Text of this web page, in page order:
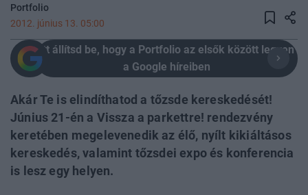
Portfolio
2012. június 13. 05:00
Itt állítsd be, hogy a Portfolio az elsők között legyen
a Google híreiben
Akár Te is elindíthatod a tőzsde kereskedését!
Június 21-én a Vissza a parkettre! rendezvény
keretében megelevenedik az élő, nyílt kikiáltásos
kereskedés, valamint tőzsdei expo és konferencia
is lesz egy helyen.